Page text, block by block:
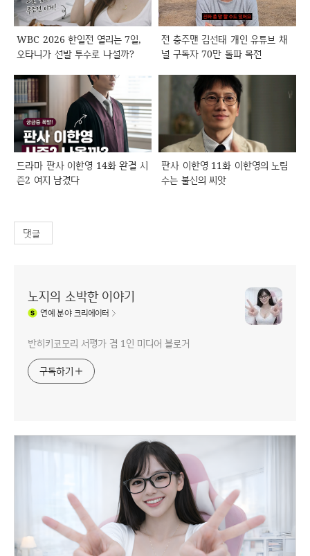
WBC 2026 한일전 열리는 7일,
오타니가 선발 투수로 나설까?
전 충주맨 김선태 개인 유튜브 채
널 구독자 70만 돌파 목전
드라마 판사 이한영 14화 완결 시
즌2 여지 남겼다
판사 이한영 11화 이한영의 노림
수는 불신의 씨앗
댓글
노지의 소박한 이야기
연예분야 크리에이터
반히키코모리 서평가 겸 1인 미디어 블로거
구독하기